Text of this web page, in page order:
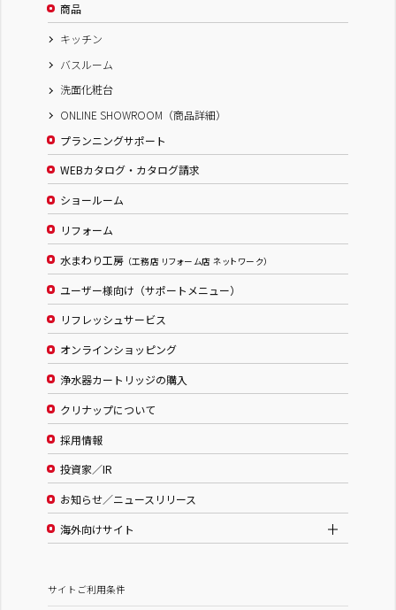
商品
キッチン
バスルーム
洗面化粧台
ONLINE SHOWROOM（商品詳細）
プランニングサポート
WEBカタログ・カタログ請求
ショールーム
リフォーム
水まわり工房 （工務店 リフォーム店 ネットワーク）
ユーザー様向け（サポートメニュー）
リフレッシュサービス
オンラインショッピング
浄水器カートリッジの購入
クリナップについて
採用情報
投資家／IR
お知らせ／ニュースリリース
海外向けサイト
サイトご利用条件